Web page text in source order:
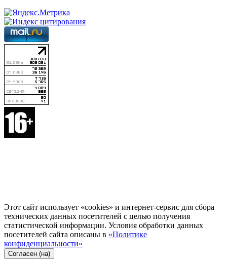
Этот сайт использует «cookies» и интернет-сервис для сбора
технических данных посетителей с целью получения
статистической информации. Условия обработки данных
посетителей сайта описаны в «Политике
конфиденциальности»
Согласен (на)